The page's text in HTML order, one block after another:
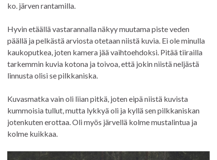
ko. järven rantamilla.
Hyvin etäällä vastarannalla näkyy muutama piste veden
päällä ja pelkästä arviosta otetaan niistä kuvia. Ei ole minulla
kaukoputkea, joten kamera jää vaihtoehdoksi. Pitää tiirailla
tarkemmin kuvia kotona ja toivoa, että jokin niistä neljästä
linnusta olisi se pilkkaniska.
Kuvasmatka vain oli liian pitkä, joten eipä niistä kuvista
kummoisia tullut, mutta lykkyä oli ja kyllä sen pilkkaniskan
jotenkuten erottaa. Oli myös järvellä kolme mustalintua ja
kolme kuikkaa.